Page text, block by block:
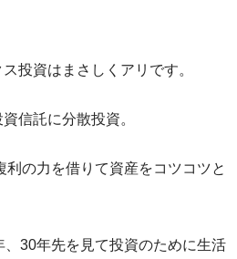
投資はまさしくアリです。
信託に分散投資。
の力を借りて資産をコツコツと
30年先を見て投資のために生活